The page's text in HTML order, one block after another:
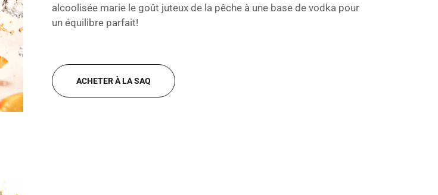
alcoolisée marie le goût juteux de la pêche à une base de vodka pour
un équilibre parfait!
ACHETER À LA SAQ